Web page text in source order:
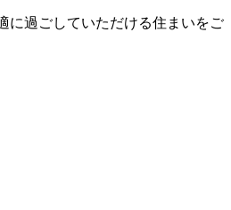
に過ごしていただける住まいをご